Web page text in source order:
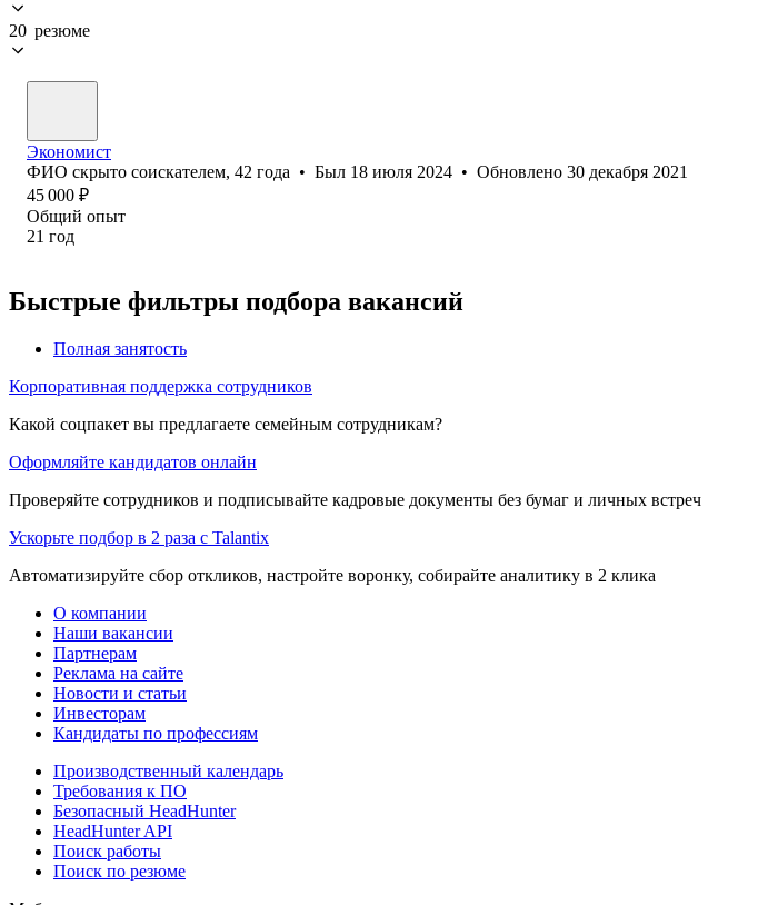
20 резюме
Экономист
ФИО скрыто соискателем, 42 года • Был 18 июля 2024 • Обновлено 30 декабря 2021
45 000 ₽
Общий опыт
21 год
Быстрые фильтры подбора вакансий
Полная занятость
Корпоративная поддержка сотрудников
Какой соцпакет вы предлагаете семейным сотрудникам?
Оформляйте кандидатов онлайн
Проверяйте сотрудников и подписывайте кадровые документы без бумаг и личных встреч
Ускорьте подбор в 2 раза с Talantix
Автоматизируйте сбор откликов, настройте воронку, собирайте аналитику в 2 клика
О компании
Наши вакансии
Партнерам
Реклама на сайте
Новости и статьи
Инвесторам
Кандидаты по профессиям
Производственный календарь
Требования к ПО
Безопасный HeadHunter
HeadHunter API
Поиск работы
Поиск по резюме